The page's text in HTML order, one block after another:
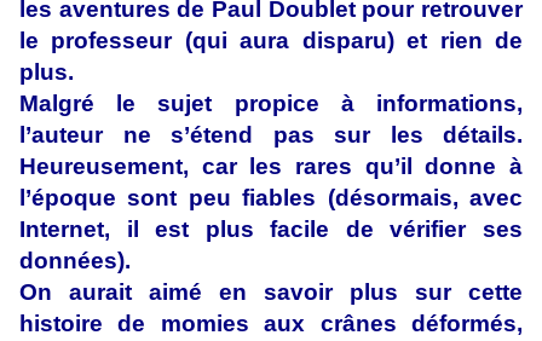
les aventures de Paul Doublet pour retrouver
le professeur (qui aura disparu) et rien de
plus.
Malgré le sujet propice à informations,
l’auteur ne s’étend pas sur les détails.
Heureusement, car les rares qu’il donne à
l’époque sont peu fiables (désormais, avec
Internet, il est plus facile de vérifier ses
données).
On aurait aimé en savoir plus sur cette
histoire de momies aux crânes déformés,